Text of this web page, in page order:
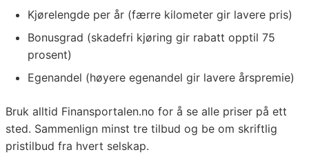
Kjørelengde per år (færre kilometer gir lavere pris)
Bonusgrad (skadefri kjøring gir rabatt opptil 75
prosent)
Egenandel (høyere egenandel gir lavere årspremie)
Bruk alltid Finansportalen.no for å se alle priser på ett
sted. Sammenlign minst tre tilbud og be om skriftlig
pristilbud fra hvert selskap.